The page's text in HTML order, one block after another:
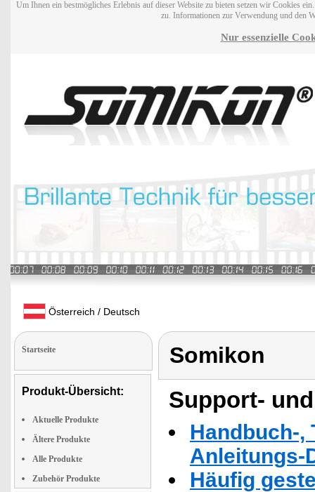
Um Ihnen ein bestmögliches Erlebnis auf dieser Website zu bieten setzen wir Cookies
zu. Informationen zur Verwendung und den
Nur essenzielle
Österreich / Deutsch
Startseite
Produkt-Übersicht:
Aktuelle Produkte
Ältere Produkte
Alle Produkte
Zubehör Produkte
Somikon
Support-
Handbuch-,
Anleitungs-
Häufig